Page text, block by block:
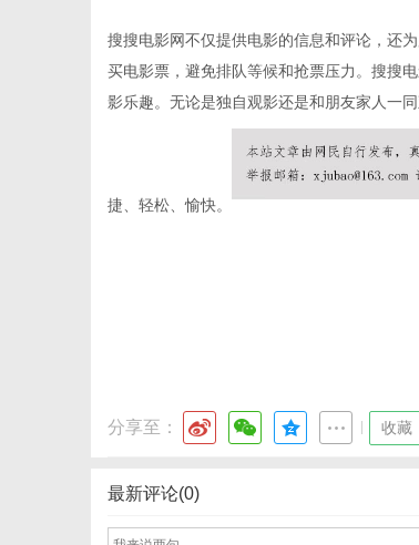
搜搜电影网不仅提供电影的信息和评论，还
买电影票，避免排队等候和抢票压力。搜搜
影乐趣。无论是独自观影还是和朋友家人一
捷、轻松、愉快。
分享至： 收藏
最新评论(0)